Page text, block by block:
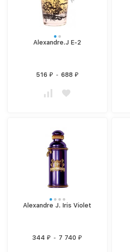
Alexandre.J E-2
516 ₽ - 688 ₽
Alexandre J. Iris Violet
344₽ - 7 740₽